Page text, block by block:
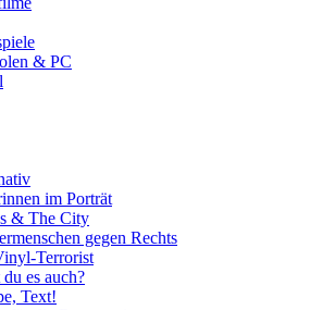
& PC
im Porträt
& The City
gegen Rechts
Terrorist
es auch?
Text!